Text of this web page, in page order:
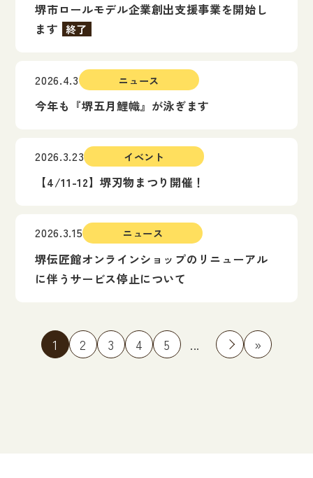
堺市ロールモデル企業創出支援事業を開始し
ます 終了
2026.4.3 ニュース
今年も『堺五月鯉幟』が泳ぎます
2026.3.23 イベント
【4/11-12】堺刃物まつり開催！
2026.3.15 ニュース
堺伝匠館オンラインショップのリニューアル
に伴うサービス停止について
1 2 3 4 5 ... » »